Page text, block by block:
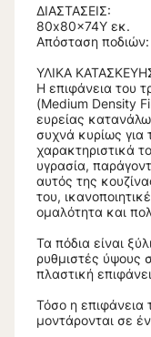
ΔΙΑΣΤΑΣΕΙΣ:
80x80x74Υ εκ.
Απόσταση
ΥΛΙΚΑ
Η επιφάνεια του
(Medium Density
ευρείας
συχνά κυρίως για
χαρακτηριστικά
υγρασία,
αυτός της
του,
ομαλότητα και
Τα πόδια είναι
ρυθμιστές ύψους
πλαστική
Τόσο η επιφάνεια
μοντάρονται σε